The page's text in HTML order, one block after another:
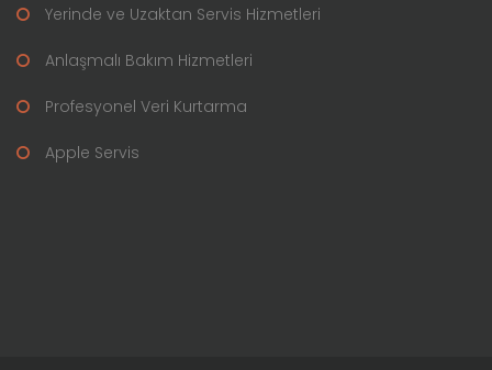
Yerinde ve Uzaktan Servis Hizmetleri
Anlaşmalı Bakım Hizmetleri
Profesyonel Veri Kurtarma
Apple Servis